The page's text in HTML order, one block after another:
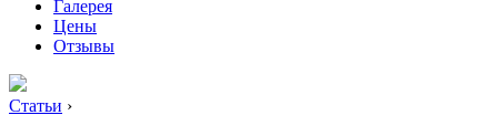
Галерея
Цены
Отзывы
Статьи ›